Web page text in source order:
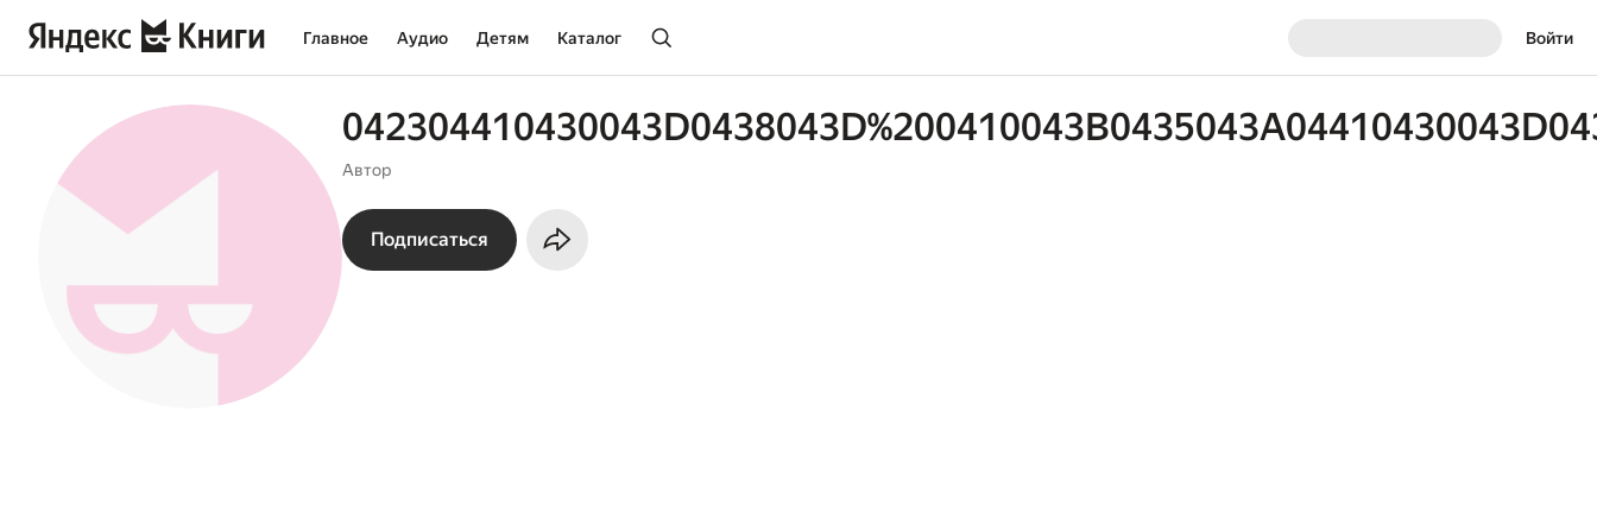
Главное Аудио Детям Каталог Войти
Автор
Подписаться